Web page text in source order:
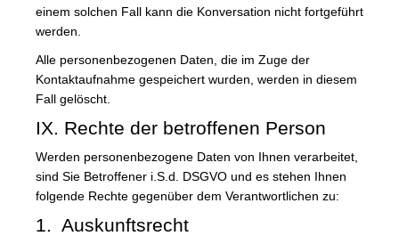
einem solchen Fall kann die Konversation nicht fortgeführt
werden.
Alle personenbezogenen Daten, die im Zuge der
Kontaktaufnahme gespeichert wurden, werden in diesem
Fall gelöscht.
IX. Rechte der betroffenen Person
Werden personenbezogene Daten von Ihnen verarbeitet,
sind Sie Betroffener i.S.d. DSGVO und es stehen Ihnen
folgende Rechte gegenüber dem Verantwortlichen zu:
1. Auskunftsrecht